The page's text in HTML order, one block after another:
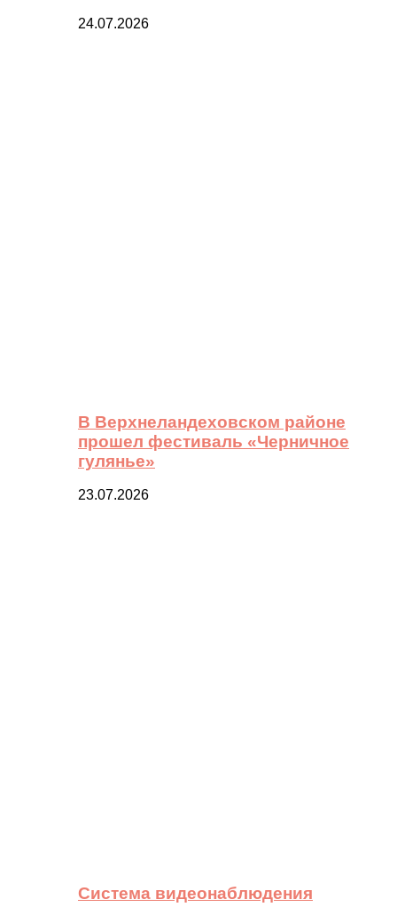
24.07.2026
В Верхнеландеховском районе
прошел фестиваль «Черничное
гулянье»
23.07.2026
Система видеонаблюдения